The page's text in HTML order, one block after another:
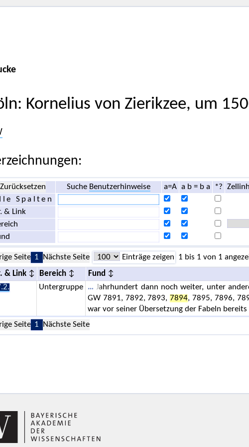
Kornelius von Zierikzee, um
Zurücksetzen Suche Benutzerhinweise a=A a b = b a *?
Spalten
& Link
Seite 1 Nächste Seite Einträge zeigen 1 bis 1 von 1
& Link Bereich
Fund
Untergruppe
Jahrhundert dann noch weiter, unter
GW 7891, 7892, 7893, 7894, 7895, 7896,
war vor seiner Übersetzung der Fabeln bereits
Seite 1 Nächste Seite